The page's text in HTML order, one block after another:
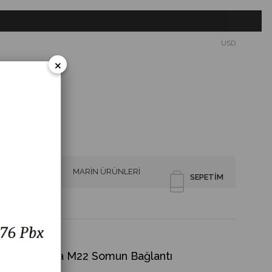
USD
SEPETIM
MARİN ÜRÜNLERİ
Lamba M22 Somun Bağlantı
×